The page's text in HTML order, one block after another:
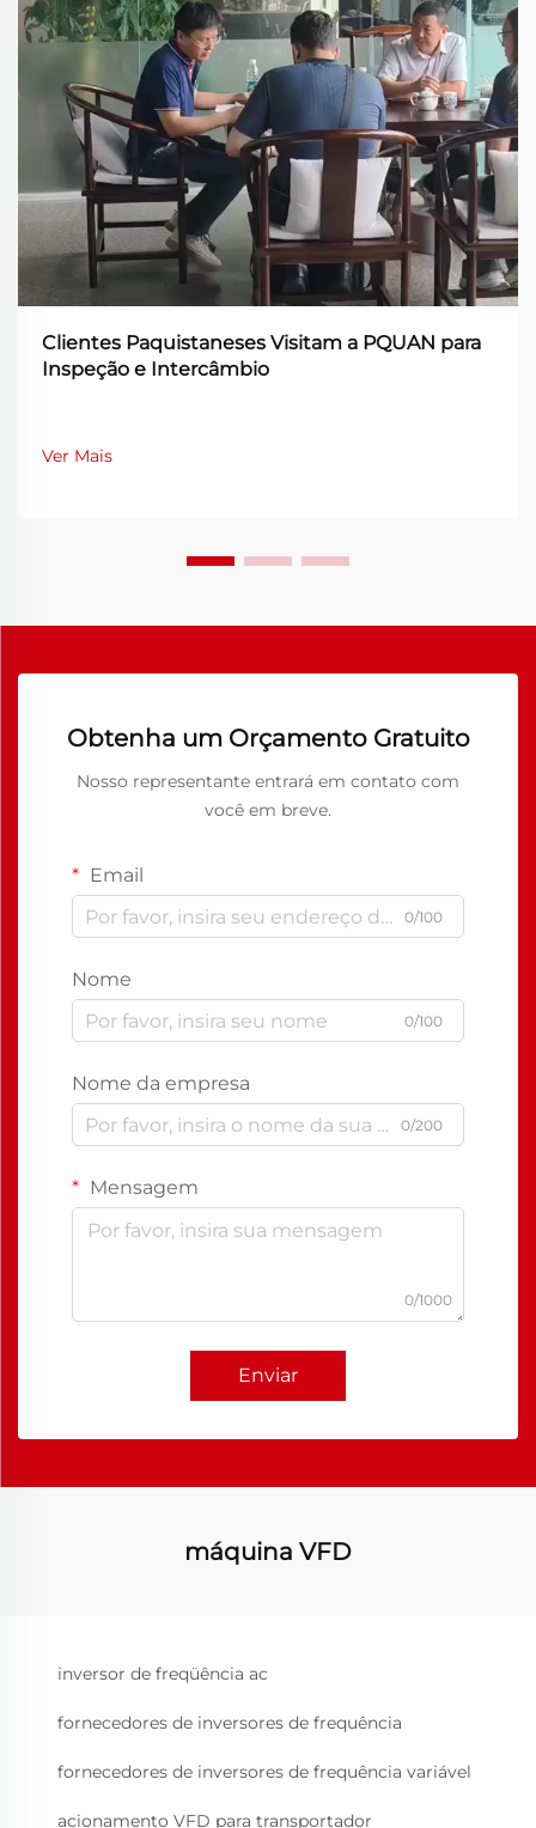
Clientes Paquistaneses Visitam a PQUAN para
Inspeção e Intercâmbio
Ver Mais
Obtenha um Orçamento Gratuito
Nosso representante entrará em contato com
você em breve.
Email
0/100
Nome
0/100
Nome da empresa
0/200
Mensagem
0/1000
Enviar
máquina VFD
inversor de freqüência ac
fornecedores de inversores de frequência
fornecedores de inversores de frequência variável
acionamento VFD para transportador